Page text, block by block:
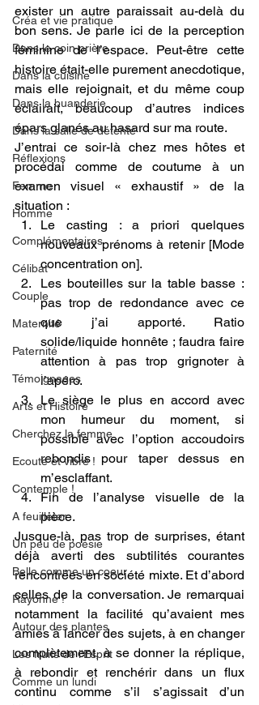
Créa et vie pratique
Dans le coin prière
Dans la cuisine
Dans la buanderie
Dans la salle de détente
Réflexions
Femme
Homme
Complémentaires
Célibat
Couple
Maternité
Paternité
Témoignages
Arts et Histoire
Cherchez la femme
Ecoute et vibre !
Contemple !
A feuilleter
Un peu de poésie
Belle comme un coeur
Rayonne !
Autour des plantes
Les fruits de l'Esprit
Comme un lundi
exister un autre paraissait au-delà du
bon sens. Je parle ici de la perception
féminine de l’espace. Peut-être cette
histoire était-elle purement anecdotique,
mais elle rejoignait, et du même coup
éclairait, beaucoup d’autres indices
épars glanés au hasard sur ma route.
J’entrai ce soir-là chez mes hôtes et
procédai comme de coutume à un
examen visuel « exhaustif » de la
situation :
Le casting : a priori quelques
nouveaux prénoms à retenir [Mode
concentration on].
Les bouteilles sur la table basse :
pas trop de redondance avec ce
que j’ai apporté. Ratio
solide/liquide honnête ; faudra faire
attention à pas trop grignoter à
l’apéro.
Le siège le plus en accord avec
mon humeur du moment, si
possible avec l’option accoudoirs
rebondis pour taper dessus en
m’esclaffant.
Fin de l’analyse visuelle de la
pièce.
Jusque-là, pas trop de surprises, étant
déjà averti des subtilités courantes
rencontrées en société mixte. Et d’abord
celles de la conversation. Je remarquai
notamment la facilité qu’avaient mes
amies à lancer des sujets, à en changer
complètement, à se donner la réplique,
à rebondir et renchérir dans un flux
continu comme s’il s’agissait d’un